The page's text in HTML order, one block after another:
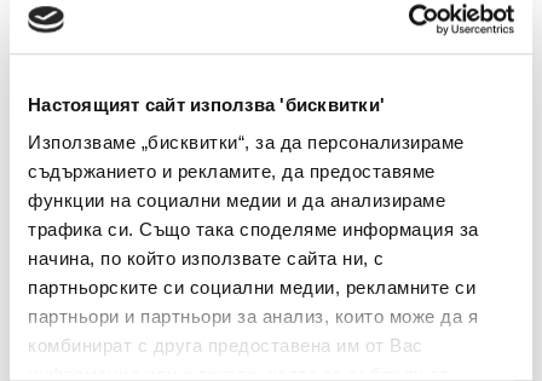
Настоящият сайт използва 'бисквитки'
Използваме „бисквитки“, за да персонализираме
съдържанието и рекламите, да предоставяме
функции на социални медии и да анализираме
трафика си. Също така споделяме информация за
начина, по който използвате сайта ни, с
партньорските си социални медии, рекламните си
партньори и партньори за анализ, които може да я
комбинират с друга предоставена им от Вас
включително разглеждане на профила ми за
оценка на моите умения и професионален
профил, както и покана за участие в обучения
и програми за развитие, съгласно описаното в
Правилата за поверителност.Личните ми
данни ще бъдат съхранявани за срок до 24
месеца или до оттегляне на съгласието ми.